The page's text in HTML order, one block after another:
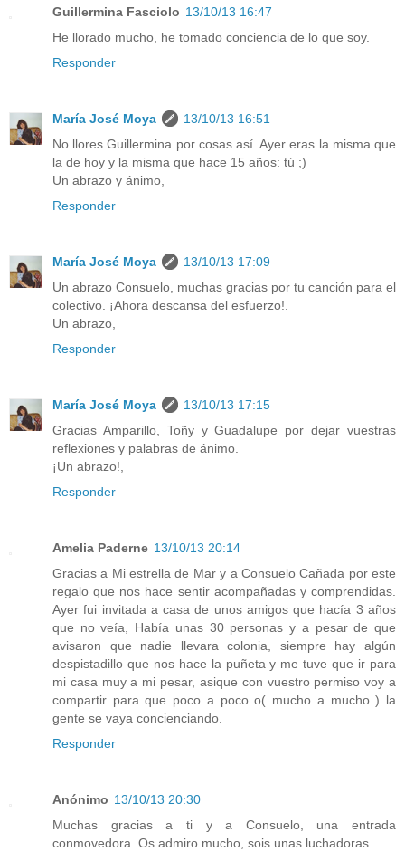
Guillermina Fasciolo 13/10/13 16:47
He llorado mucho, he tomado conciencia de lo que soy.
Responder
María José Moya
13/10/13 16:51
No llores Guillermina por cosas así. Ayer eras la misma que
la de hoy y la misma que hace 15 años: tú ;)
Un abrazo y ánimo,
Responder
María José Moya
13/10/13 17:09
Un abrazo Consuelo, muchas gracias por tu canción para el
colectivo. ¡Ahora descansa del esfuerzo!.
Un abrazo,
Responder
María José Moya
13/10/13 17:15
Gracias Amparillo, Toñy y Guadalupe por dejar vuestras
reflexiones y palabras de ánimo.
¡Un abrazo!,
Responder
Amelia Paderne 13/10/13 20:14
Gracias a Mi estrella de Mar y a Consuelo Cañada por este
regalo que nos hace sentir acompañadas y comprendidas.
Ayer fui invitada a casa de unos amigos que hacía 3 años
que no veía, Había unas 30 personas y a pesar de que
avisaron que nadie llevara colonia, siempre hay algún
despistadillo que nos hace la puñeta y me tuve que ir para
mi casa muy a mi pesar, asique con vuestro permiso voy a
compartir para que poco a poco o( mucho a mucho ) la
gente se vaya concienciando.
Responder
Anónimo 13/10/13 20:30
Muchas gracias a ti y a Consuelo, una entrada
conmovedora. Os admiro mucho, sois unas luchadoras.